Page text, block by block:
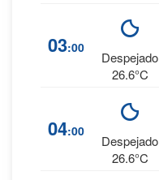
03:00
Despejado
26.6°C
04:00
Despejado
26.6°C